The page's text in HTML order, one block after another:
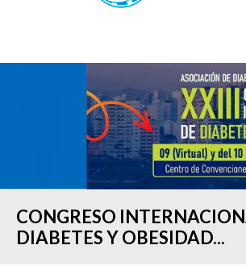
CONGRESO
DIABETES Y OBESIDAD...